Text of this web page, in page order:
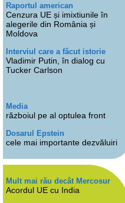
Raportul american
Cenzura UE și imixtiunile în
alegerile din România și
Moldova
Interviul care a făcut istorie
Vladimir Putin, în dialog cu
Tucker Carlson
Media
războiul pe al optulea front
Dosarul Epstein
cele mai importante dezvăluiri
Mult mai rău decât Mercosur
Acordul UE cu India